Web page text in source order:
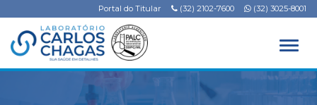
Portal do Titular (32) 2102-7600 (32) 3025-8001